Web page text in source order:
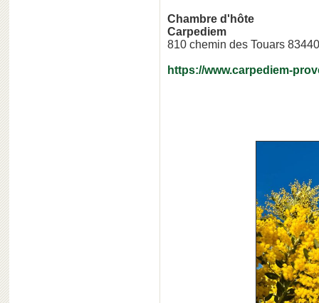
Chambre d'hôte
Carpediem
810 chemin des Touars
https://www.carpediem-